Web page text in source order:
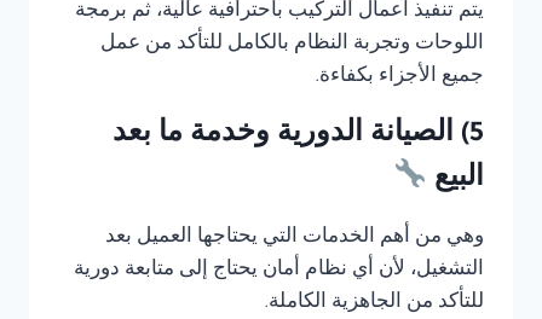
يتم تنفيذ أعمال التركيب باحترافية عالية، ثم برمجة
اللوحات وتجربة النظام بالكامل للتأكد من عمل
جميع الأجزاء بكفاءة.
5) الصيانة الدورية وخدمة ما بعد
البيع
وهي من أهم الخدمات التي يحتاجها العميل بعد
التشغيل، لأن أي نظام أمان يحتاج إلى متابعة دورية
للتأكد من الجاهزية الكاملة.